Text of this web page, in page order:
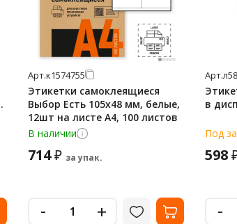
Арт.к1574755
Этикетки самоклеящиеся
Выбор Есть 105х48 мм, белые,
12шт на листе А4, 100 листов
В наличии
714₽ за упак.
- +
Арт.
в
Под
598
-